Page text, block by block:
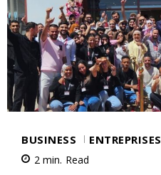
BUSINESS ENTREPRISES
2 min. Read